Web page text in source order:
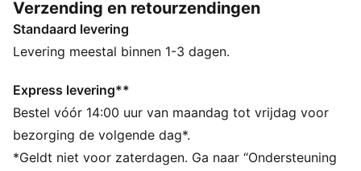
Gemaakt met minstens 20% gerecycled katoen
DETAILS
Strakke pasvorm
Normale lengte
Rechte pijpen
Elastische tailleband
PUMA-merkdetails
Verzending en retourzendingen
Standaard levering
Levering meestal binnen 1-3 dagen.
Express levering**
Bestel vóór 14:00 uur van maandag tot vrijdag voor
bezorging de volgende dag*.
*Geldt niet voor zaterdagen. Ga naar “Ondersteuning